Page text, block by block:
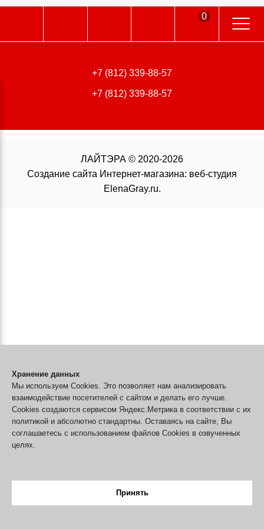
Цветочная ул., д.18, лит. А, оф. 108
+7 (812) 339-88-57
+7 (812) 339-88-57
0
Поиск по сайту
ЛАЙТЭРА © 2020-2026
Создание сайта Интернет-магазина: веб-студия
ElenaGray.ru.
Хранение данных
Мы используем Cookies. Это позволяет нам анализировать
взаимодействие посетителей с сайтом и делать его лучше.
Cookies создаются сервисом Яндекс.Метрика в соответствии с их
политикой и абсолютно стандартны. Оставаясь на сайте, Вы
соглашаетесь с использованием файлов Cookies в озвученных
целях.
Принять